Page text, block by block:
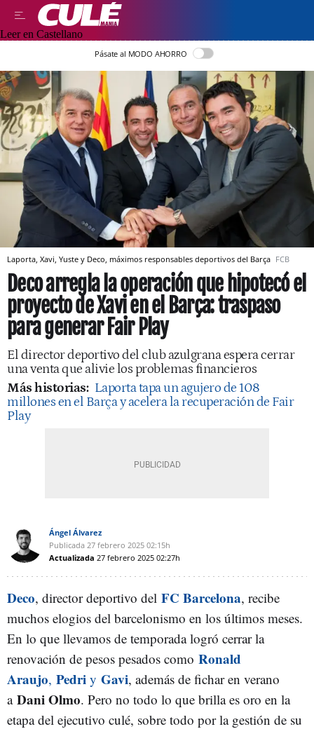
Leer en Castellano
Pásate al MODO AHORRO
Laporta, Xavi, Yuste y Deco, máximos responsables deportivos del Barça FCB
Deco arregla la operación que hipotecó el
proyecto de Xavi en el Barça: traspaso
para generar Fair Play
El director deportivo del club azulgrana espera cerrar
una venta que alivie los problemas financieros
Más historias: Laporta tapa un agujero de 108
millones en el Barça y acelera la recuperación de Fair
Play
Ángel Álvarez
Publicada 27 febrero 2025 02:15h
Actualizada 27 febrero 2025 02:27h
Deco, director deportivo del FC Barcelona, recibe
muchos elogios del barcelonismo en los últimos meses.
En lo que llevamos de temporada logró cerrar la
renovación de pesos pesados como Ronald
Araujo, Pedri y Gavi, además de fichar en verano
a Dani Olmo. Pero no todo lo que brilla es oro en la
etapa del ejecutivo culé, sobre todo por la gestión de su